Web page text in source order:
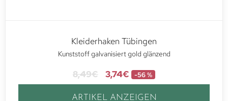
Kleiderhaken Tübingen
Kunststoff galvanisiert gold glänzend
8,49€ 3,74€ -56 %
ARTIKEL ANZEIGEN